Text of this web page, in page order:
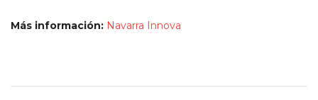
Más información: Navarra Innova